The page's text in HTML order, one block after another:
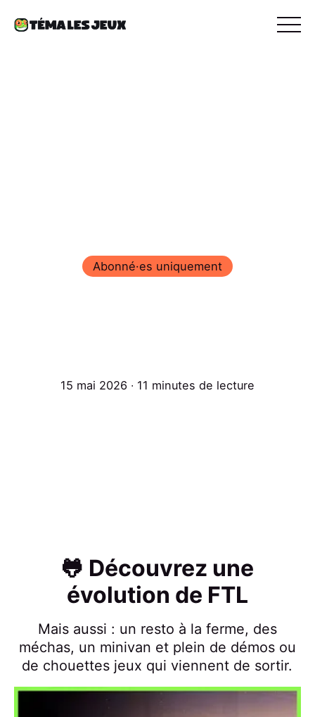
Abonné·es uniquement
15 mai 2026 ∙ 11 minutes de lecture
🐸 Découvrez une
évolution de FTL
Mais aussi : un resto à la ferme, des
méchas, un minivan et plein de démos ou
de chouettes jeux qui viennent de sortir.